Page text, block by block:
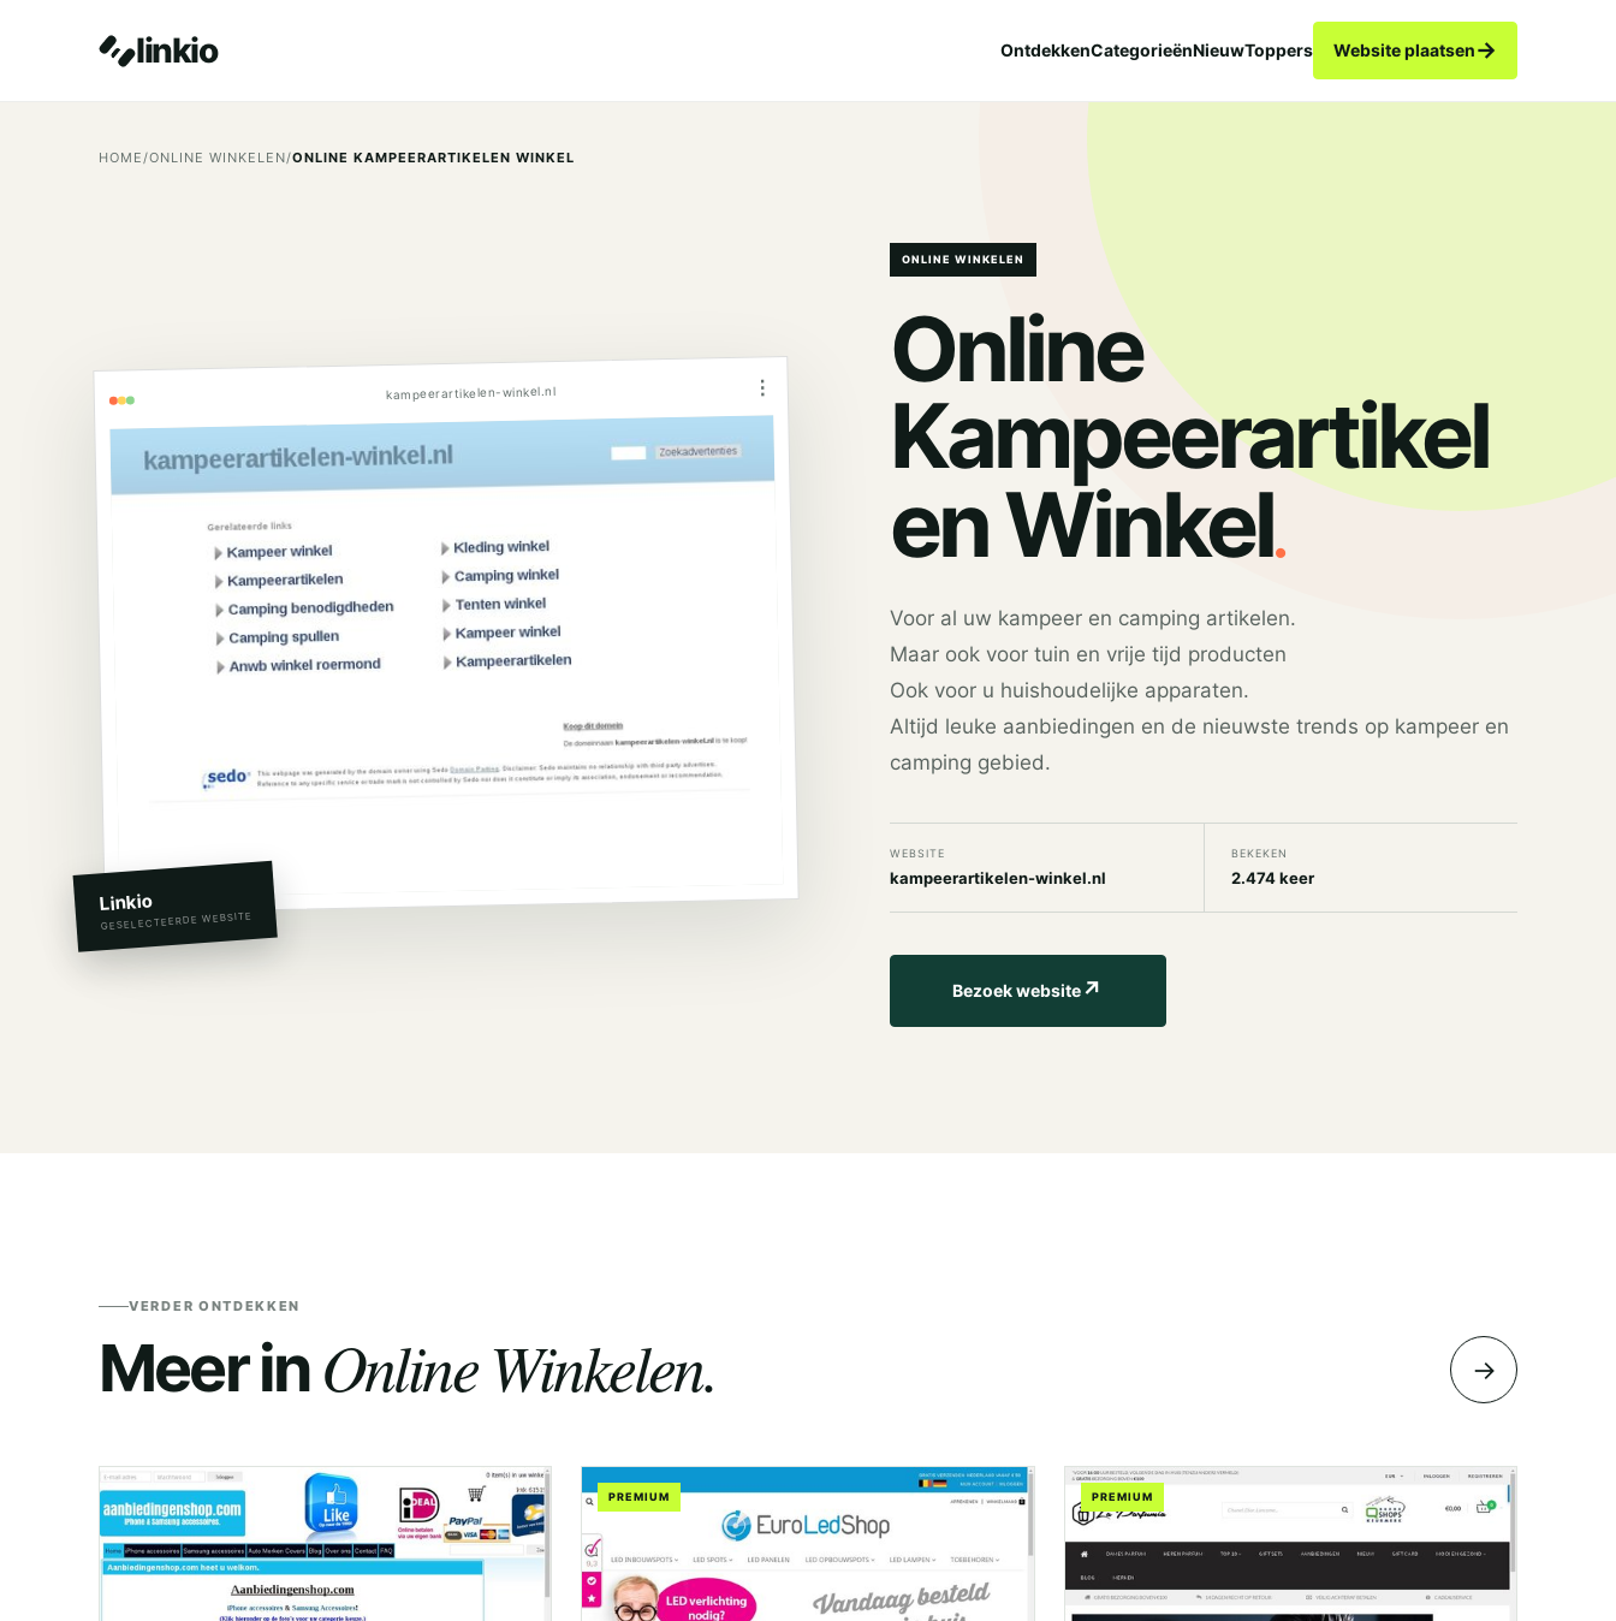
linkio OntdekkenCategorieënNieuwToppers Website plaatsen→
HOME/ONLINE WINKELEN/ONLINE KAMPEERARTIKELEN WINKEL
kampeerartikelen-winkel.nl ⋮
Linkio
GESELECTEERDE WEBSITE
ONLINE WINKELEN
Online
Kampeerartikel
en Winkel.
Voor al uw kampeer en camping artikelen.
Maar ook voor tuin en vrije tijd producten
Ook voor u huishoudelijke apparaten.
Altijd leuke aanbiedingen en de nieuwste trends op kampeer en
camping gebied.
WEBSITE
kampeerartikelen-winkel.nl
BEKEKEN
2.474 keer
Bezoek website↗
VERDER ONTDEKKEN
Meer inOnline Winkelen. →
PREMIUM PREMIUM